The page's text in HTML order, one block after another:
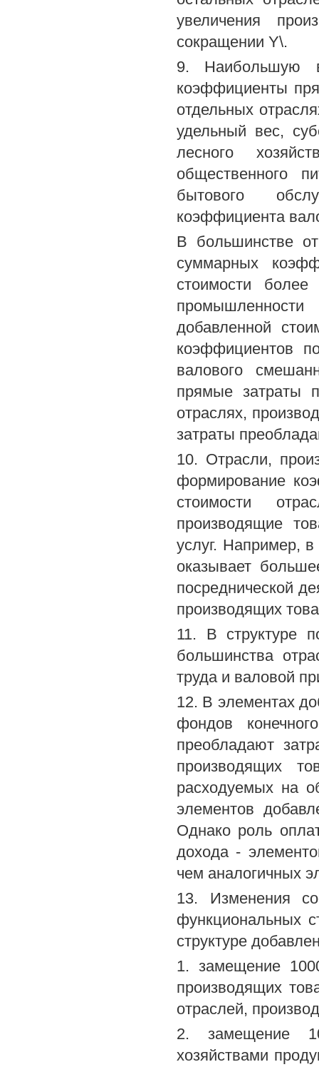
увеличения
сокращении Y\.
9. Наибольшую
коэффициенты
отдельных
удельный вес,
лесного
общественного
бытового
коэффициента
В большинстве
суммарных
стоимости
добавленной
коэффициентов
валового
прямые затраты
отраслях,
затраты
10. Отрасли,
формирование
стоимости
производящие
услуг. Например,
оказывает
посреднической
производящих
11. В структуре
большинства
труда и валовой
12. В элементах
фондов
преобладают
производящих
расходуемых на
элементов
Однако роль
дохода -
чем аналогичных
13. Изменения
функциональных
структуре
1. замещение
производящих
отраслей,
2. замещение
хозяйствами